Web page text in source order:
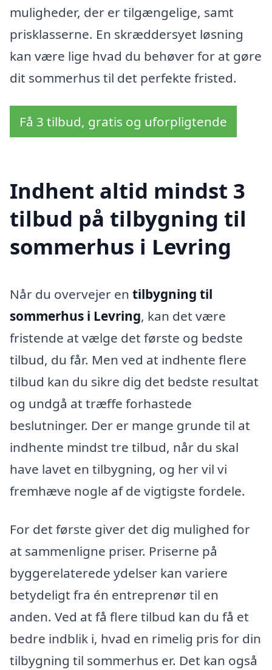
muligheder, der er tilgængelige, samt
prisklasserne. En skræddersyet løsning
kan være lige hvad du behøver for at gøre
dit sommerhus til det perfekte fristed.
Få 3 tilbud, gratis og uforpligtende
Indhent altid mindst 3
tilbud på tilbygning til
sommerhus i Levring
Når du overvejer en tilbygning til
sommerhus i Levring, kan det være
fristende at vælge det første og bedste
tilbud, du får. Men ved at indhente flere
tilbud kan du sikre dig det bedste resultat
og undgå at træffe forhastede
beslutninger. Der er mange grunde til at
indhente mindst tre tilbud, når du skal
have lavet en tilbygning, og her vil vi
fremhæve nogle af de vigtigste fordele.
For det første giver det dig mulighed for
at sammenligne priser. Priserne på
byggerelaterede ydelser kan variere
betydeligt fra én entreprenør til en
anden. Ved at få flere tilbud kan du få et
bedre indblik i, hvad en rimelig pris for din
tilbygning til sommerhus er. Det kan også